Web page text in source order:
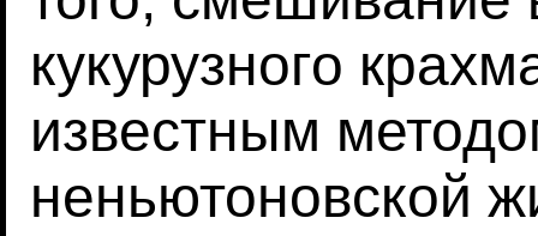
кукурузного
известным
неньютоновской